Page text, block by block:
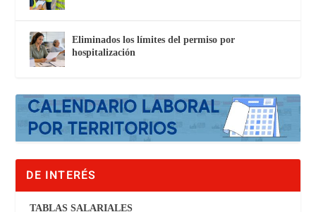
Eliminados los límites del permiso por
hospitalización
DE INTERÉS
TABLAS SALARIALES